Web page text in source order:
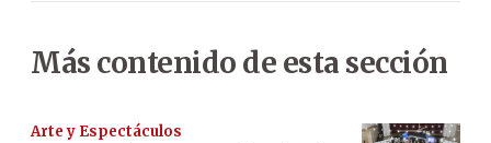
Más contenido de esta sección
Arte y Espectáculos